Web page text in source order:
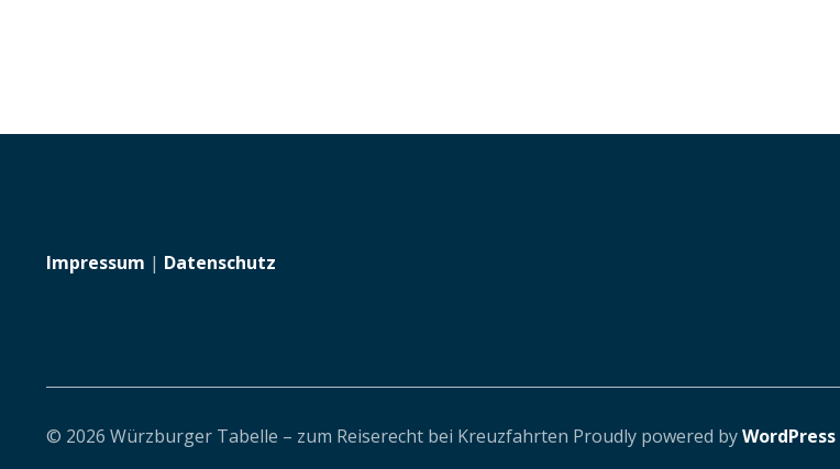
Impressum | Datenschutz
© 2026 Würzburger Tabelle – zum Reiserecht bei Kreuzfahrten Proudly powered byWordPress